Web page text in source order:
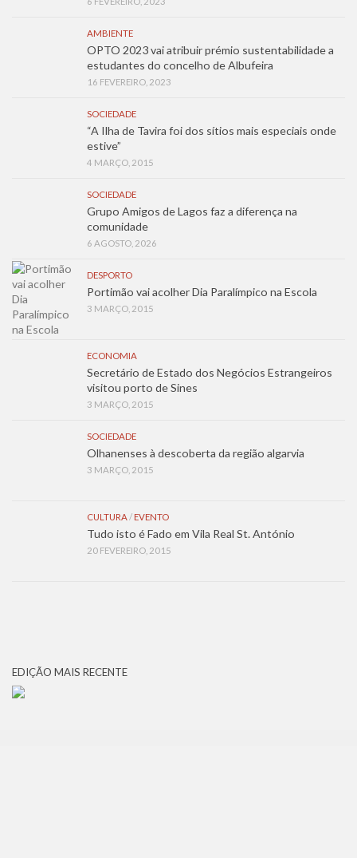
AMBIENTE
OPTO 2023 vai atribuir prémio sustentabilidade a
estudantes do concelho de Albufeira
16 FEVEREIRO, 2023
SOCIEDADE
“A Ilha de Tavira foi dos sítios mais especiais onde
estive”
4 MARÇO, 2015
SOCIEDADE
Grupo Amigos de Lagos faz a diferença na
comunidade
6 AGOSTO, 2026
DESPORTO
Portimão vai acolher Dia Paralímpico na Escola
3 MARÇO, 2015
ECONOMIA
Secretário de Estado dos Negócios Estrangeiros
visitou porto de Sines
3 MARÇO, 2015
SOCIEDADE
Olhanenses à descoberta da região algarvia
3 MARÇO, 2015
CULTURA/ EVENTO
Tudo isto é Fado em Vila Real St. António
20 FEVEREIRO, 2015
EDIÇÃO MAIS RECENTE